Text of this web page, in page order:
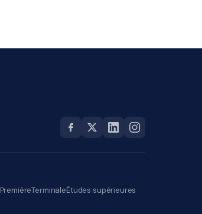
PremièreTerminaleÉtudes supérieures